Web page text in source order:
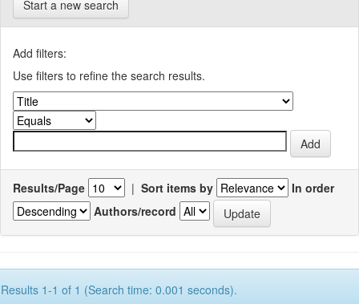
Start a new search
Add filters:
Use filters to refine the search results.
Results/Page | Sort items by
In order
Authors/record
Results 1-1 of 1 (Search time: 0.001 seconds).